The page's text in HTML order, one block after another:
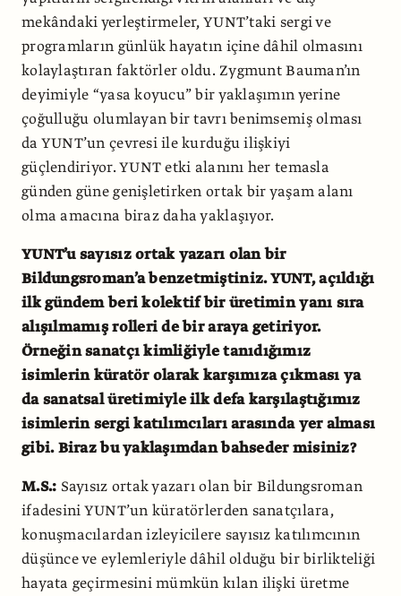
mekândaki yerleştirmeler, YUNT’taki sergi ve
programların günlük hayatın içine dâhil olmasını
kolaylaştıran faktörler oldu. Zygmunt Bauman’ın
deyimiyle “yasa koyucu” bir yaklaşımın yerine
çoğulluğu olumlayan bir tavrı benimsemiş olması
da YUNT’un çevresi ile kurduğu ilişkiyi
güçlendiriyor. YUNT etki alanını her temasla
günden güne genişletirken ortak bir yaşam alanı
olma amacına biraz daha yaklaşıyor.
YUNT’u sayısız ortak yazarı olan bir
Bildungsroman’a benzetmiştiniz. YUNT, açıldığı
ilk gündem beri kolektif bir üretimin yanı sıra
alışılmamış rolleri de bir araya getiriyor.
Örneğin sanatçı kimliğiyle tanıdığımız
isimlerin küratör olarak karşımıza çıkması ya
da sanatsal üretimiyle ilk defa karşılaştığımız
isimlerin sergi katılımcıları arasında yer alması
gibi. Biraz bu yaklaşımdan bahseder misiniz?
M.S.: Sayısız ortak yazarı olan bir Bildungsroman
ifadesini YUNT’un küratörlerden sanatçılara,
konuşmacılardan izleyicilere sayısız katılımcının
düşünce ve eylemleriyle dâhil olduğu bir birlikteliği
hayata geçirmesini mümkün kılan ilişki üretme